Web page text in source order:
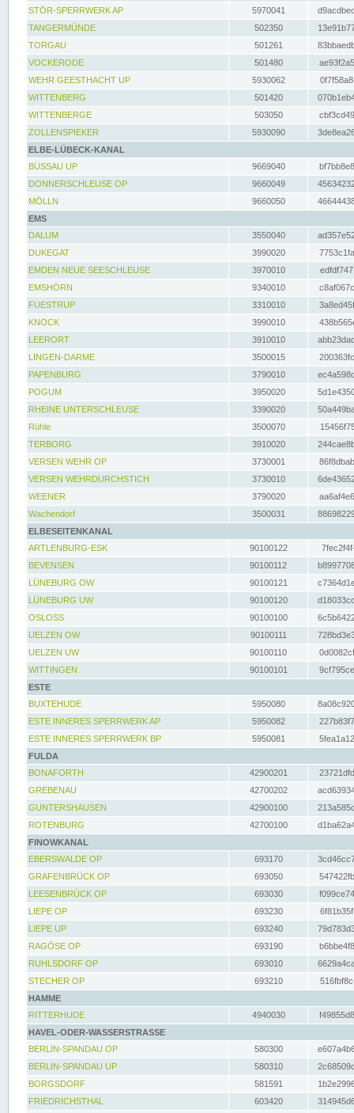
STÖR-SPERRWERK AP 5970041
TANGERMÜNDE
502350
TORGAU
501261
VOCKERODE
501480
WEHR GEESTHACHT UP
5930062
WITTENBERG
501420
WITTENBERGE
503050
ZOLLENSPIEKER
5930090
ELBE-LÜBECK-KANAL
BÜSSAU UP
9669040
DONNERSCHLEUSE OP
9660049
MÖLLN
9660050
EMS
DALUM
3550040
DUKEGAT
3990020
EMDEN NEUE SEESCHLEUSE
3970010
EMSHÖRN
9340010
FUESTRUP
3310010
KNOCK
3990010
LEERORT
3910010
LINGEN-DARME
3500015
PAPENBURG
3790010
POGUM
3950020
RHEINE UNTERSCHLEUSE
3390020
Rühle
3500070
TERBORG
3910020
VERSEN WEHR OP
3730001
VERSEN WEHRDURCHSTICH
3730010
WEENER
3790020
Wachendorf
3500031
ELBESEITENKANAL
ARTLENBURG-ESK
90100122
BEVENSEN
90100112
LÜNEBURG OW
90100121
LÜNEBURG UW
90100120
OSLOSS
90100100
UELZEN OW
90100111
UELZEN UW
90100110
WITTINGEN
90100101
ESTE
BUXTEHUDE
5950080
ESTE INNERES SPERRWERK AP
5950082
ESTE INNERES SPERRWERK BP
5950081
FULDA
BONAFORTH
42900201
GREBENAU
42700202
GUNTERSHAUSEN
42900100
ROTENBURG
42700100
FINOWKANAL
EBERSWALDE OP
693170
GRAFENBRÜCK OP
693050
LEESENBRÜCK OP
693030
LIEPE OP
693230
LIEPE UP
693240
RAGÖSE OP
693190
RUHLSDORF OP
693010
STECHER OP
693210
HAMME
RITTERHUDE
4940030
HAVEL-ODER-WASSERSTRASSE
BERLIN-SPANDAU OP
580300
BERLIN-SPANDAU UP
580310
BORGSDORF
581591
FRIEDRICHSTHAL
603420